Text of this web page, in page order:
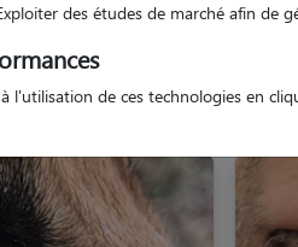
des études de marché afin de
l'utilisation de ces technologies en